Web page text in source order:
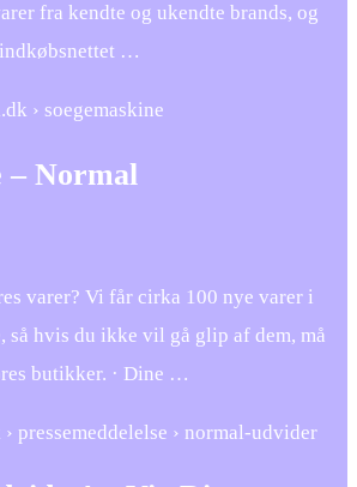
fra kendte og ukendte brands, og
…
› soegemaskine
– Normal
varer? Vi får cirka 100 nye varer i
så hvis du ikke vil gå glip af dem, må
butikker. · Dine …
pressemeddelelse › normal-udvider